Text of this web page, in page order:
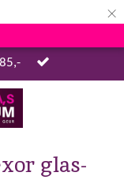
×
glas-